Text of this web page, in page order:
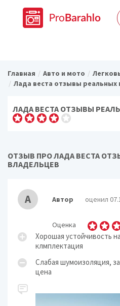
Главная Авто и мото
Лада веста отзывы реальных
ЛАДА ВЕСТА ОТЗЫВЫ
ОТЗЫВ ПРО ЛАДА ВЕСТА
ВЛАДЕЛЬЦЕВ
А Автор оценил
Оценка
Хорошая устойчивость
клмплектация
Слабая шумоизоляция,
цена